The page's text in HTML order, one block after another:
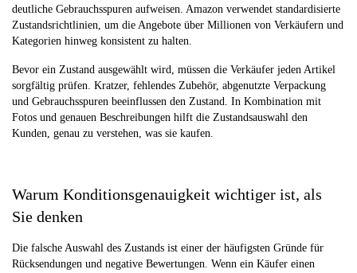
deutliche Gebrauchsspuren aufweisen. Amazon verwendet standardisierte
Zustandsrichtlinien, um die Angebote über Millionen von Verkäufern und
Kategorien hinweg konsistent zu halten.
Bevor ein Zustand ausgewählt wird, müssen die Verkäufer jeden Artikel
sorgfältig prüfen. Kratzer, fehlendes Zubehör, abgenutzte Verpackung
und Gebrauchsspuren beeinflussen den Zustand. In Kombination mit
Fotos und genauen Beschreibungen hilft die Zustandsauswahl den
Kunden, genau zu verstehen, was sie kaufen.
Warum Konditionsgenauigkeit wichtiger ist, als
Sie denken
Die falsche Auswahl des Zustands ist einer der häufigsten Gründe für
Rücksendungen und negative Bewertungen. Wenn ein Käufer einen